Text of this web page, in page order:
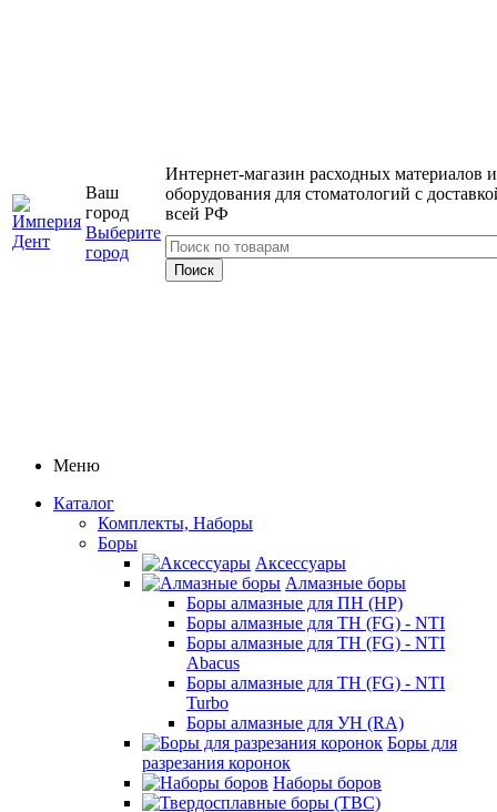
Ваш
город
Выберите
город
Интернет-магазин расходных материалов и
оборудования для стоматологий с
всей РФ
Меню
Каталог
Комплекты, Наборы
Боры
Аксессуары
Алмазные боры
Боры алмазные для ПН (HP)
Боры алмазные для ТН (FG) - NTI
Боры алмазные для ТН (FG) - NTI
Abacus
Боры алмазные для ТН (FG) - NTI
Turbo
Боры алмазные для УН (RA)
Боры для
разрезания коронок
Наборы боров